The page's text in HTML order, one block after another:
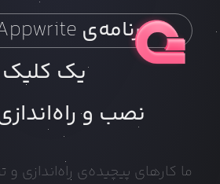
برنامه‌ی
یک کلیک
نصب و
ما کارهای پیچیده‌ی راه‌اندازی و